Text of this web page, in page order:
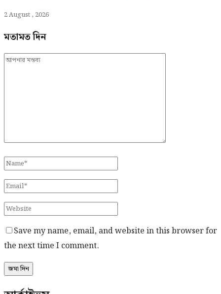
2 August , 2026
মতামত দিন
Save my name, email, and website in this browser for
the next time I comment.